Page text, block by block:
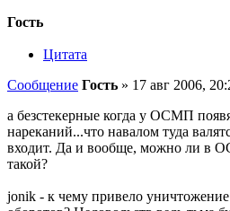
Гость
Цитата
Сообщение Гость » 17 авг 2006,
а безстекерные когда у ОСМП
нареканий...что навалом туда
входит. Да и вообще, можно ли в
такой?
jonik - к чему привело